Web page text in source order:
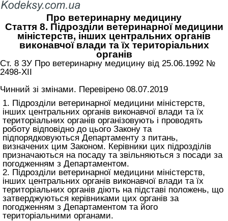
Про ветеринарну медицину
Стаття 8. Підрозділи ветеринарної медицини
міністерств, інших центральних органів
виконавчої влади та їх територіальних
органів
Ст. 8 ЗУ Про ветеринарну медицину від 25.06.1992 №
2498-XII
Чинний зі змінами. Перевірено 08.07.2019
1. Підрозділи ветеринарної медицини міністерств,
інших центральних органів виконавчої влади та їх
територіальних органів організовують і проводять
роботу відповідно до цього Закону та
підпорядковуються Департаменту з питань,
визначених цим Законом. Керівники цих підрозділів
призначаються на посаду та звільняються з посади за
погодженням з Департаментом.
2. Підрозділи ветеринарної медицини міністерств,
інших центральних органів виконавчої влади та їх
територіальних органів діють на підставі положень, що
затверджуються керівниками цих органів за
погодженням з Департаментом та його
територіальними органами.